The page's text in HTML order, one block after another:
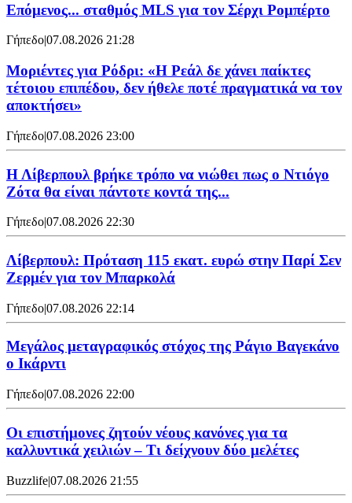
Επόμενος... σταθμός MLS για τον Σέρχι Ρομπέρτο
Γήπεδο|07.08.2026 21:28
Μοριέντες για Ρόδρι: «Η Ρεάλ δε χάνει παίκτες
τέτοιου επιπέδου, δεν ήθελε ποτέ πραγματικά να τον
αποκτήσει»
Γήπεδο|07.08.2026 23:00
Η Λίβερπουλ βρήκε τρόπο να νιώθει πως ο Ντιόγο
Ζότα θα είναι πάντοτε κοντά της...
Γήπεδο|07.08.2026 22:30
Λίβερπουλ: Πρόταση 115 εκατ. ευρώ στην Παρί Σεν
Ζερμέν για τον Μπαρκολά
Γήπεδο|07.08.2026 22:14
Μεγάλος μεταγραφικός στόχος της Ράγιο Βαγεκάνο
ο Ικάρντι
Γήπεδο|07.08.2026 22:00
Οι επιστήμονες ζητούν νέους κανόνες για τα
καλλυντικά χειλιών – Τι δείχνουν δύο μελέτες
Buzzlife|07.08.2026 21:55